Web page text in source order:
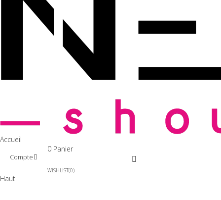
Accueil
Compte
0 Panier
WISHLIST 0
Haut